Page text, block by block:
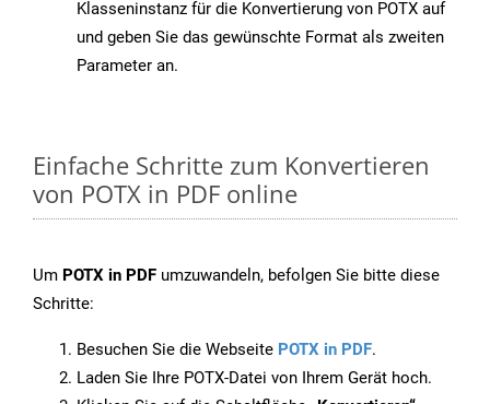
Klasseninstanz für die Konvertierung von POTX auf
und geben Sie das gewünschte Format als zweiten
Parameter an.
Einfache Schritte zum Konvertieren
von POTX in PDF online
Um POTX in PDF umzuwandeln, befolgen Sie bitte diese
Schritte:
Besuchen Sie die Webseite POTX in PDF.
Laden Sie Ihre POTX-Datei von Ihrem Gerät hoch.